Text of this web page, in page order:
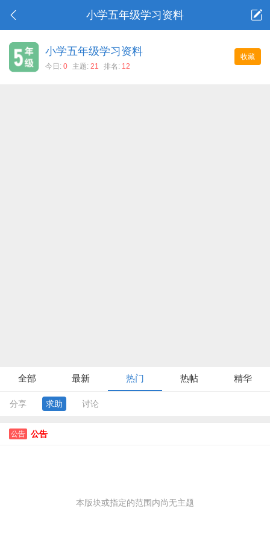
小学五年级学习资料
收藏
小学五年级学习资料
今日: 0 主题: 21 排名: 12
全部 最新 热门 热帖 精华
分享 求助 讨论
公告 公告
本版块或指定的范围内尚无主题